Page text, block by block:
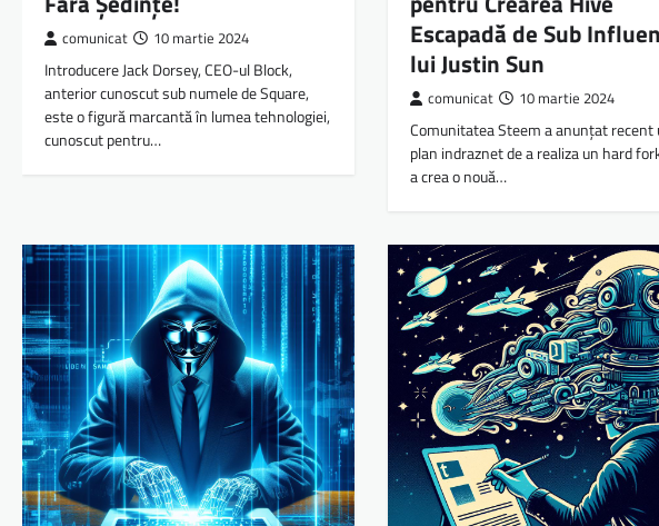
comunicat 10 martie 2024
Introducere Jack Dorsey, CEO-ul Block,
anterior cunoscut sub numele de Square,
este o figură marcantă în lumea tehnologiei,
cunoscut pentru…
Escapadă de Sub
lui Justin Sun
comunicat 10 martie 2024
Comunitatea Steem a anunțat recent
plan indraznet de a realiza un hard
a crea o nouă…